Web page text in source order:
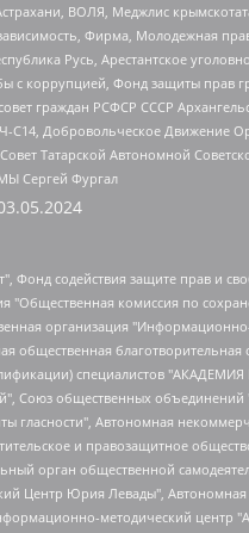
ВОЛЯ, Меджлис
Фирма, Молодежная
Русь, Арестантское
коррупцией, Фонд защиты прав
граждан РСФСР СССР
Добровольческое Движение
Татарской Автономной
Сергей Фургал
Некоммерческая организация "Фонд по борьбе с коррупцией", Автономная некоммерческая организация "Институт права и публичной политики", Баданин Роман Сергеевич, Гликин Максим Александрович, Железнова Мария Михайловна, Лукьянова Юлия Сергеевна, Маетная Елизавета Витальевна, Маняхин Петр Борисович, Чуракова Ольга Владимировна, Ярош Юлия Петровна, Юридическое лицо "The Insider SIA", зарегистрированное в Риге, Латвийская Республика (дата регистрации 26.06.2015), являющееся администратором доменного имени интернет-издания "The Insider SIA", https://theins.ru, Постернак Алексей Евгеньевич, Рубин Михаил Аркадьевич, Анин Роман Александрович, Юридическое лицо Istories fonds, зарегистрированное в Латвийской Республике (регистрационный номер 50008295751, дата регистрации 24.02.2020), Великовский Дмитрий Александрович, Долинина Ирина Николаевна, Мароховская Алеся Алексеевна, Шлейнов Роман Юрьевич, Шмагун Олеся Валентиновна, Общество с ограниченной ответственностью "Альтаир 2021", Общество с ограниченной ответственностью "Вега 2021", Общество с ограниченной ответственностью "Главный редактор 2021", Общество с ограниченной ответственностью "Ромашки монолит", Важенков Артем Валерьевич, Ивановская областная общественная организация "Центр гендерных исследований", Гурман Юрий Альбертович, Медиапроект "ОВД-Инфо", Егоров Владимир Владимирович, Жилинский Владимир Александрович, Общество с ограниченной ответственностью "ЗП",